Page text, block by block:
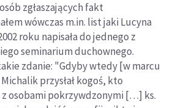
zgłaszających fakt
wówczas m.in. list jaki Lucyna
roku napisała do jednego z
seminarium duchownego.
zdanie: "Gdyby wtedy [w marcu
przysłał kogoś, kto
z osobami pokrzywdzonymi […] ks.